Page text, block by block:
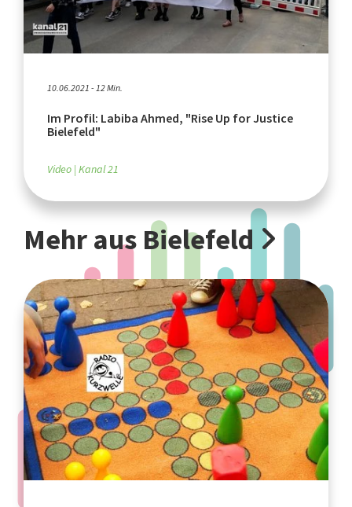
10.06.2021 - 12 Min.
Im Profil: Labiba Ahmed, "Rise Up for Justice
Bielefeld"
Video Kanal 21
Mehr aus Bielefeld